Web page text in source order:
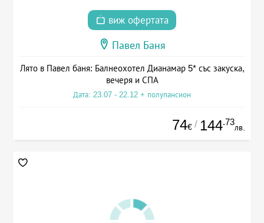
виж офертата
Павел Баня
Лято в Павел баня: Балнеохотел Дианамар 5* със закуска,
вечеря и СПА
Дата: 23.07 - 22.12 + полупансион
74€ / 144.73
лв.